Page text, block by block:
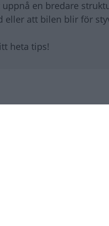
en bredare
eller att bilen blir för
heta tips!